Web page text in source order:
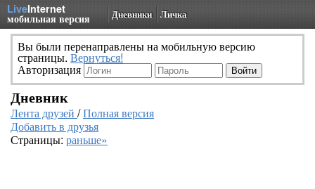
LiveInternet
мобильная версия Дневники Личка
Вы были перенаправлены на мобильную версию
страницы. Вернуться!
Авторизация
Дневник
Лента друзей /Полная версия
Добавить в друзья
Страницы: раньше»